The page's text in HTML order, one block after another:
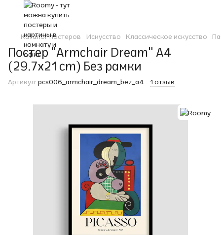
Каталог постеров Искусство Классическое искусство
Постер "Armchair Dream" A4
(29.7x21 cm) Без рамки
Артикул: pcs006_armchair_dream_bez_a4 1 отзыв